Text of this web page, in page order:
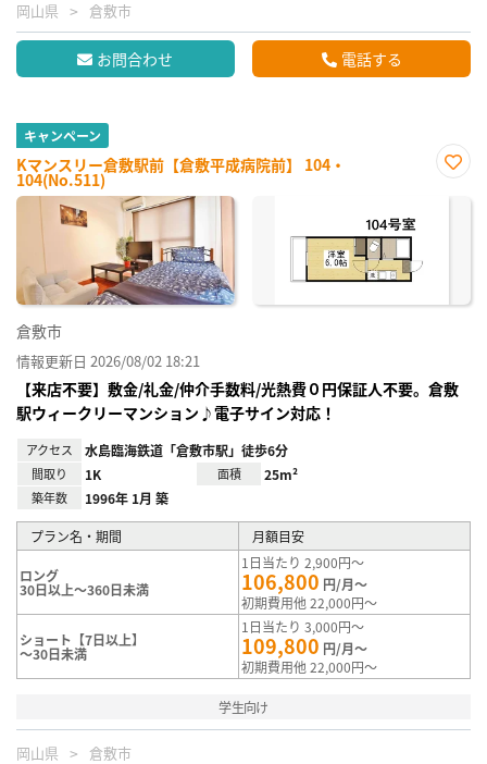
岡山県 倉敷市
お問合わせ 電話する
キャンペーン
Kマンスリー倉敷駅前【倉敷平成病院前】 104・
104(No.511)
に入
倉敷市
情報更新日 2026/08/02 18:21
【来店不要】敷金/礼金/仲介手数料/光熱費０円保証人不要。倉敷
駅ウィークリーマンション♪電子サイン対応！
アクセス 水島臨海鉄道「倉敷市駅」徒歩6分
間取り 1K 面積 25m²
築年数 1996年 1月 築
プラン名・期間 月額目安
ロング
30日以上～360日未満
1日当たり 2,900円～
106,800 円/月～
初期費用他 22,000円～
ショート【7日以上】
～30日未満
1日当たり 3,000円～
109,800 円/月～
初期費用他 22,000円～
学生向け
岡山県 倉敷市